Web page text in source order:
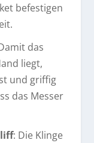
befestigen
das
liegt,
und griffig
das Messer
: Die Klinge